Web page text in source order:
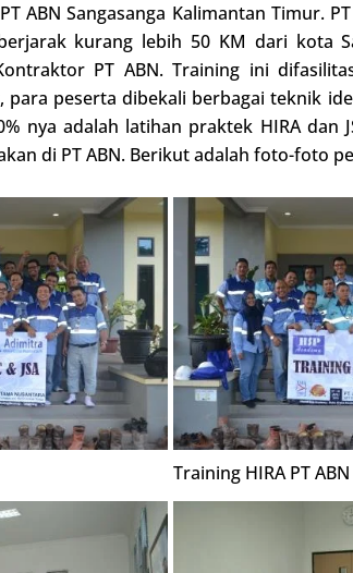
ABN Sangasanga Kalimantan Timur.
kurang lebih 50 KM dari kota
PT ABN. Training ini
para peserta dibekali berbagai teknik
nya adalah latihan praktek HIRA dan
di PT ABN. Berikut adalah foto-foto
Training HIRA PT ABN